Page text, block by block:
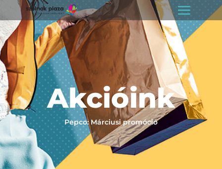
Akcióink
Pepco: Márciusi promóció